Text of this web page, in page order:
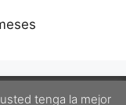
tenga la mejor